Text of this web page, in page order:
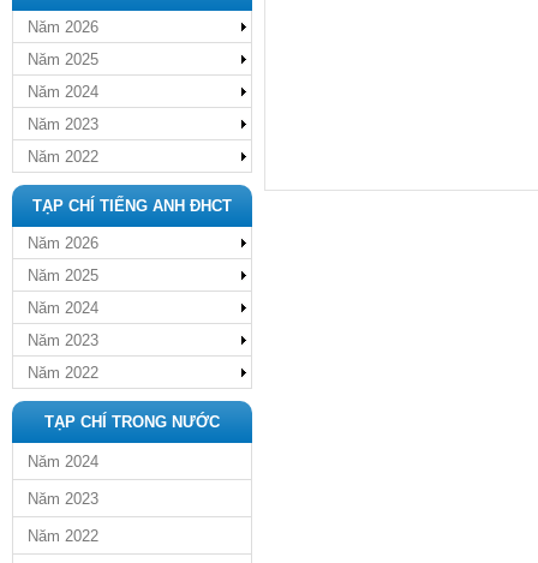
Năm 2026
Năm 2025
Năm 2024
Năm 2023
Năm 2022
TẠP CHÍ TIẾNG ANH ĐHCT
Năm 2026
Năm 2025
Năm 2024
Năm 2023
Năm 2022
TẠP CHÍ TRONG NƯỚC
Năm 2024
Năm 2023
Năm 2022